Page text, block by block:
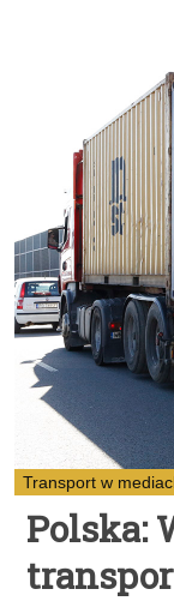
Transport w
Polska: